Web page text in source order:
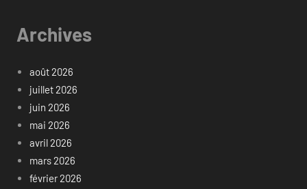
Archives
août 2026
juillet 2026
juin 2026
mai 2026
avril 2026
mars 2026
février 2026